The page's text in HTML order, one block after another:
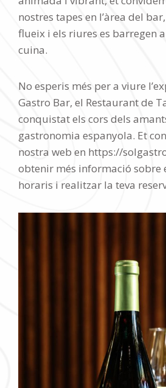
nostres tapes en l’àrea del
flueix i els riures es barregen
cuina.
No esperis més per a viure
Gastro Bar, el Restaurant de
conquistat els cors dels
gastronomia espanyola. Et
nostra web en https://
obtenir més informació sobre
horaris i realitzar la teva